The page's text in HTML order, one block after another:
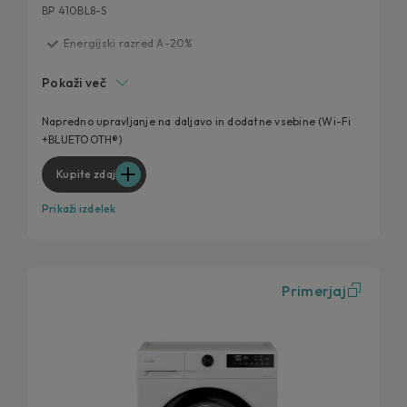
BP 410BL8-S
Energijski razred A-20%
Wi-Fi povezljivost preko aplikacije hOn
Higienska učinkovitost
Pokaži več
Napredno upravljanje na daljavo in dodatne vsebine (Wi-Fi
+BLUETOOTH®)
Kupite zdaj
Prikaži izdelek
Primerjaj